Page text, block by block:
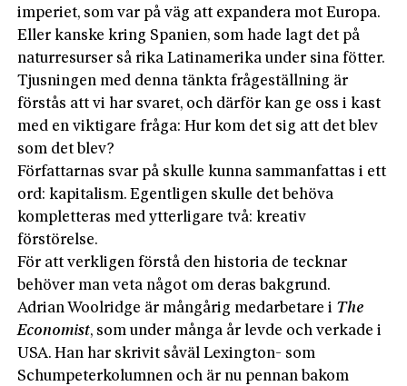
imperiet, som var på väg att expandera mot Europa.
Eller kanske kring Spanien, som hade lagt det på
naturresurser så rika Latinamerika under sina fötter.
Tjusningen med denna tänkta frågeställning är
förstås att vi har svaret, och därför kan ge oss i kast
med en viktigare fråga: Hur kom det sig att det blev
som det blev?
Författarnas svar på skulle kunna sammanfattas i ett
ord: kapitalism. Egentligen skulle det behöva
kompletteras med ytterligare två: kreativ
förstörelse.
För att verkligen förstå den historia de tecknar
behöver man veta något om deras bakgrund.
Adrian Woolridge är mångårig medarbetare i The
Economist, som under många år levde och verkade i
USA. Han har skrivit såväl Lexington- som
Schumpeterkolumnen och är nu pennan bakom